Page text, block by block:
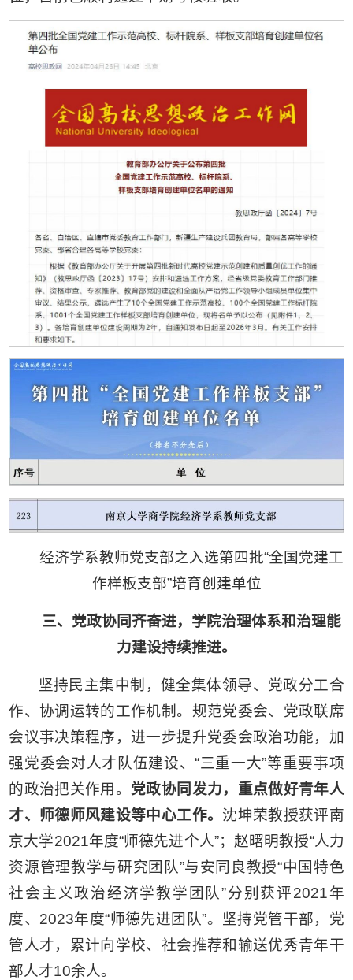
经济学系教师党支部之入选第四批“全国党建工
作样板支部”培育创建单位
三、党政协同齐奋进，学院治理体系和治理能
力建设持续推进。
坚持民主集中制，健全集体领导、党政分工合
作、协调运转的工作机制。规范党委会、党政联席
会议事决策程序，进一步提升党委会政治功能，加
强党委会对人才队伍建设、“三重一大”等重要事项
的政治把关作用。 党政协同发力，重点做好青年人
才、师德师风建设等中心工作。 沈坤荣教授获评南
京大学2021年度“师德先进个人”；赵曙明教授“人力
资源管理教学与研究团队”与安同良教授“中国特色
社会主义政治经济学教学团队”分别获评2021年
度、2023年度“师德先进团队”。坚持党管干部，党
管人才，累计向学校、社会推荐和输送优秀青年干
部人才10余人。